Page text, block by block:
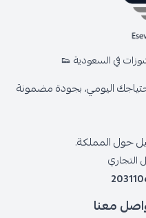
في السعودية 👟
اليومي، بجودة مضمونة
التجاري
معنا